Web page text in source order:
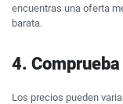
encuentras una oferta
barata.
4.
Los precios pueden